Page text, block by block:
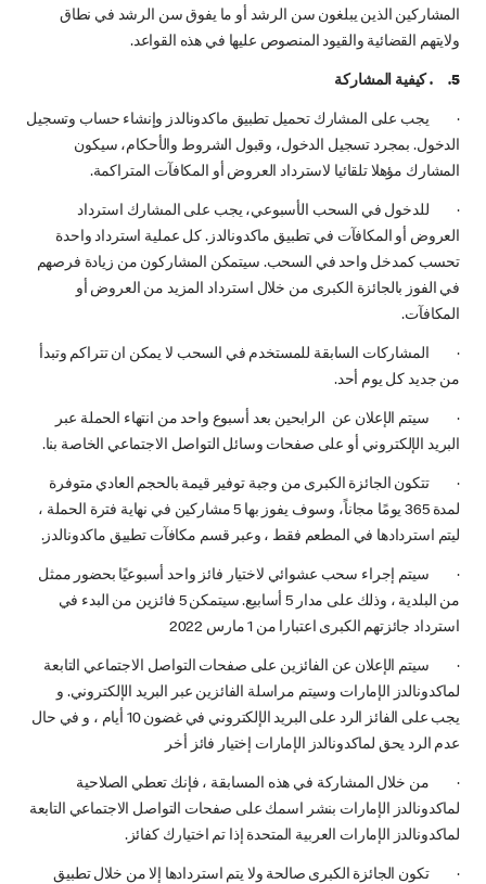
المشاركين الذين يبلغون سن الرشد أو ما يفوق سن الرشد في نطاق
ولايتهم القضائية والقيود المنصوص عليها في هذه القواعد.
5. . كيفية المشاركة
· يجب على المشارك تحميل تطبيق ماكدونالدز وإنشاء حساب وتسجيل
الدخول. بمجرد تسجيل الدخول، وقبول الشروط والأحكام، سيكون
المشارك مؤهلا تلقائيا لاسترداد العروض أو المكافآت المتراكمة.
· للدخول في السحب الأسبوعي، يجب على المشارك استرداد
العروض أو المكافآت في تطبيق ماكدونالدز. كل عملية استرداد واحدة
تحسب كمدخل واحد في السحب. سيتمكن المشاركون من زيادة فرصهم
في الفوز بالجائزة الكبرى من خلال استرداد المزيد من العروض أو
المكافآت.
· المشاركات السابقة للمستخدم في السحب لا يمكن ان تتراكم وتبدأ
من جديد كل يوم أحد.
· سيتم الإعلان عن الرابحين بعد أسبوع واحد من انتهاء الحملة عبر
البريد الإلكتروني أو على صفحات وسائل التواصل الاجتماعي الخاصة بنا.
· تتكون الجائزة الكبرى من وجبة توفير قيمة بالحجم العادي متوفرة
لمدة 365 يومًا مجاناً، وسوف يفوز بها 5 مشاركين في نهاية فترة الحملة ،
ليتم استردادها في المطعم فقط ، وعبر قسم مكافآت تطبيق ماكدونالدز.
· سيتم إجراء سحب عشوائي لاختيار فائز واحد أسبوعيًا بحضور ممثل
من البلدية ، وذلك على مدار 5 أسابيع. سيتمكن 5 فائزين من البدء في
استرداد جائزتهم الكبرى اعتبارا من 1 مارس 2022
· سيتم الإعلان عن الفائزين على صفحات التواصل الاجتماعي التابعة
لماكدونالدز الإمارات وسيتم مراسلة الفائزين عبر البريد الإلكتروني. و
يجب على الفائز الرد على البريد الإلكتروني في غضون 10 أيام ، و في حال
عدم الرد يحق لماكدونالدز الإمارات إختيار فائز أخر
· من خلال المشاركة في هذه المسابقة ، فإنك تعطي الصلاحية
لماكدونالدز الإمارات بنشر اسمك على صفحات التواصل الاجتماعي التابعة
لماكدونالدز الإمارات العربية المتحدة إذا تم اختيارك كفائز.
· تكون الجائزة الكبرى صالحة ولا يتم استردادها إلا من خلال تطبيق